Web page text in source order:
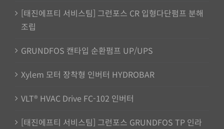
[태진에프티 서비스팀] 그런포스 CR 입형다단펌프 분해
조립
GRUNDFOS 캔타입 순환펌프 UP/UPS
Xylem 모터 장착형 인버터 HYDROBAR
VLT® HVAC Drive FC-102 인버터
[태진에프티 서비스팀] 그런포스 GRUNDFOS TP 인라